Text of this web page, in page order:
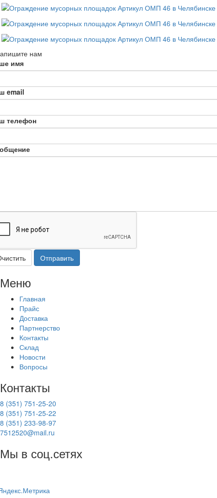
нам
имя
email
телефон
Отправить
Меню
Главная
Прайс
Доставка
Партнерство
Контакты
Склад
Новости
Вопросы
Контакты
8 (351) 751-25-20
8 (351) 751-25-22
8 (351) 233-98-97
7512520@mail.ru
Мы в соц.сетях